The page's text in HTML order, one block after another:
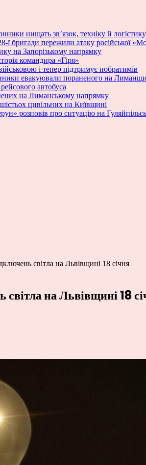
нищать зв’язок, техніку й
ї бригади пережили атаку російської
на Запорізькому напрямку
командира «Гіря»
і тепер підтримує побратимів
евакуювали пораненого на
автобуса
на Лиманському напрямку
цивільних на Київщині
розповів про ситуацію на
світла на Львівщині 18 січня
на Львівщині 18